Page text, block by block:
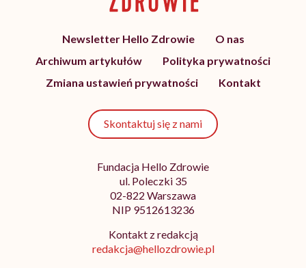
Newsletter Hello Zdrowie
O nas
Archiwum artykułów
Polityka prywatności
Zmiana ustawień prywatności
Kontakt
Skontaktuj się z nami
Fundacja Hello Zdrowie
ul. Poleczki 35
02-822 Warszawa
NIP 9512613236
Kontakt z redakcją
redakcja@hellozdrowie.pl